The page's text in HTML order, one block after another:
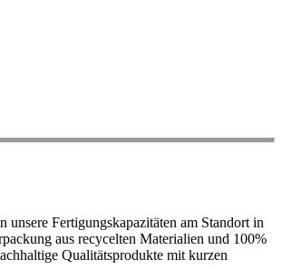
Fertigungskapazitäten am Standort in
aus recycelten Materialien und 100%
Qualitätsprodukte mit kurzen